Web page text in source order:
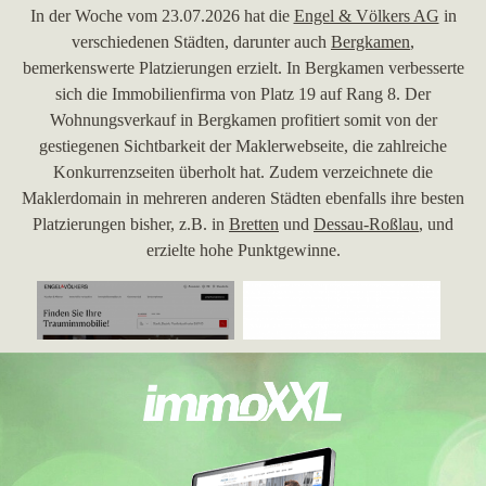
In der Woche vom 23.07.2026 hat die Engel & Völkers AG in
verschiedenen Städten, darunter auch Bergkamen,
bemerkenswerte Platzierungen erzielt. In Bergkamen verbesserte
sich die Immobilienfirma von Platz 19 auf Rang 8. Der
Wohnungsverkauf in Bergkamen profitiert somit von der
gestiegenen Sichtbarkeit der Maklerwebseite, die zahlreiche
Konkurrenzseiten überholt hat. Zudem verzeichnete die
Maklerdomain in mehreren anderen Städten ebenfalls ihre besten
Platzierungen bisher, z.B. in Bretten und Dessau-Roßlau, und
erzielte hohe Punktgewinne.